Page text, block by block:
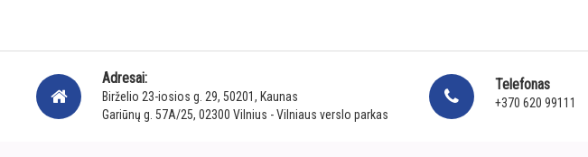
Adresai:
Birželio 23-iosios g. 29, 50201, Kaunas
Gariūnų g. 57A/25, 02300 Vilnius - Vilniaus verslo parkas
Telefonas
+370 620 99111